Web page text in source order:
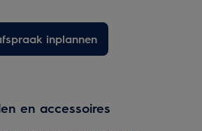
inplannen
en accessoires